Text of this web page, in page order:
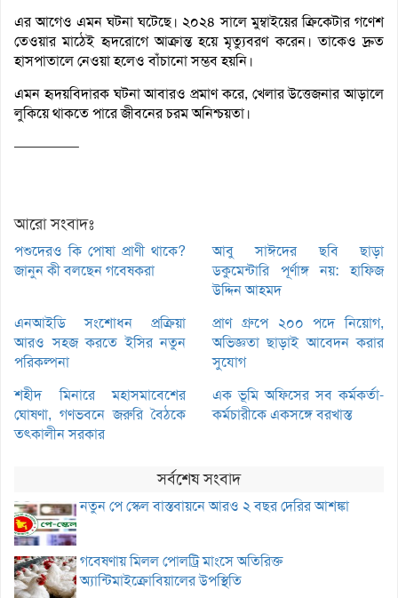
এর আগেও এমন ঘটনা ঘটেছে। ২০২৪ সালে মুম্বাইয়ের ক্রিকেটার গণেশ
তেওয়ার মাঠেই হৃদরোগে আক্রান্ত হয়ে মৃত্যুবরণ করেন। তাকেও দ্রুত
হাসপাতালে নেওয়া হলেও বাঁচানো সম্ভব হয়নি।
এমন হৃদয়বিদারক ঘটনা আবারও প্রমাণ করে, খেলার উত্তেজনার আড়ালে
লুকিয়ে থাকতে পারে জীবনের চরম অনিশ্চয়তা।
————–
আরো সংবাদঃ
পশুদেরও কি পোষা প্রাণী থাকে?
জানুন কী বলছেন গবেষকরা
আবু সাঈদের ছবি ছাড়া
ডকুমেন্টারি পূর্ণাঙ্গ নয়: হাফিজ
উদ্দিন আহমদ
এনআইডি সংশোধন প্রক্রিয়া
আরও সহজ করতে ইসির নতুন
পরিকল্পনা
প্রাণ গ্রুপে ২০০ পদে নিয়োগ,
অভিজ্ঞতা ছাড়াই আবেদন করার
সুযোগ
শহীদ মিনারে মহাসমাবেশের
ঘোষণা, গণভবনে জরুরি বৈঠকে
তৎকালীন সরকার
এক ভূমি অফিসের সব কর্মকর্তা-
কর্মচারীকে একসঙ্গে বরখাস্ত
সর্বশেষ সংবাদ
নতুন পে স্কেল বাস্তবায়নে আরও ২ বছর দেরির আশঙ্কা
গবেষণায় মিলল পোলট্রি মাংসে অতিরিক্ত
অ্যান্টিমাইক্রোবিয়ালের উপস্থিতি